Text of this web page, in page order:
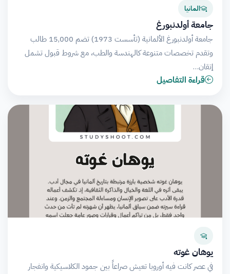
المانيا
جامعة أولدنبورغ
جامعة أولدنبورغ الألمانية (تأسست 1973) تضم 15,000 طالب
وتقدم تخصصات متنوعة كالهندسة والطب، مع شروط قبول تشمل
إتقان…
قراءة التفاصيل
يوهان غوته
في عصر كانت فيه أوروبا تعيش صراعاً بين جمود الكلاسيكية وانفجار